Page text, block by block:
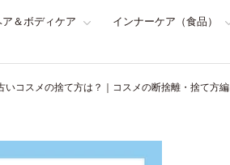
ア＆ボディケア インナーケア（食品）
いコスメの捨て方は？｜コスメの断捨離・捨て方編